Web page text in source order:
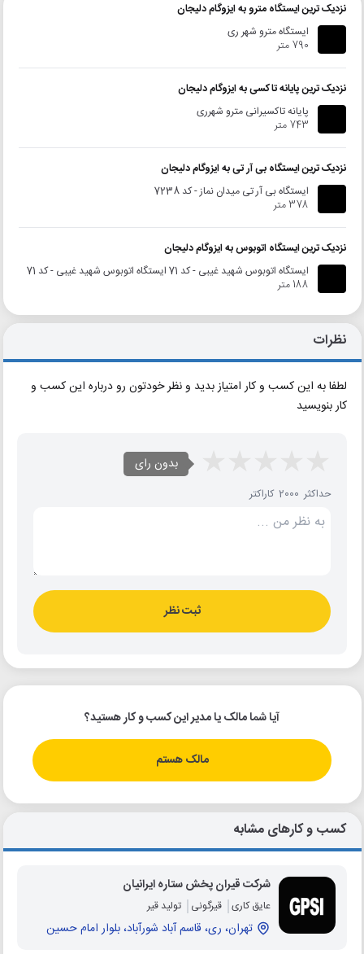
نزدیک ترین ایستگاه مترو به ایزوگام دلیجان
ایستگاه مترو شهر ری
790 متر
نزدیک ترین پایانه تاکسی به ایزوگام دلیجان
پایانه تاکسیرانی مترو شهرری
743 متر
نزدیک ترین ایستگاه بی آر تی به ایزوگام دلیجان
ایستگاه بی آر تی میدان نماز - کد 7238
378 متر
نزدیک ترین ایستگاه اتوبوس به ایزوگام دلیجان
ایستگاه اتوبوس شهید غیبی - کد 71 ایستگاه اتوبوس شهید غیبی - کد 71
188 متر
نظرات
لطفا به این کسب و کار امتیاز بدید و نظر خودتون رو درباره این کسب و
کار بنویسید
بدون رای
حداکثر 2000 کاراکتر
ثبت نظر
آیا شما مالک یا مدیر این کسب و کار هستید؟
مالک هستم
کسب و کارهای مشابه
شرکت قیران پخش ستاره ایرانیان
عایق کاری قیرگونی تولید قیر
تهران، ری، قاسم آباد شورآباد، بلوار امام حسین